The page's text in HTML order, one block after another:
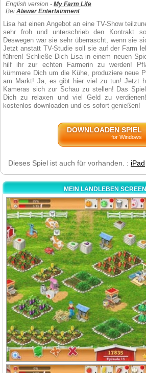
English version - My Farm Life
Bei Alawar Entertainment
Lisa hat einen Angebot an eine TV-Show
sehr froh und unterschrieb den Kontrakt
Deswegen war sie sehr überrascht, wenn sie
Jetzt anstatt TV-Studie soll sie auf der Farm
führen! Schließe Dich Lisa in einem neuen
hilf ihr zur echten Farmerin zu werden!
kümmere Dich um die Kühe, produziere neue
am Markt! Ja, es gibt hier viel zu tun! Jetzt
Kameras sich zur Schau zu stellen! Das
Dich zu relaxen und viel Geld zu
kostenlos downloaden und es sofort genießen!
DOWNLOADEN SPIEL
for Windows
Dieses Spiel ist auch für vorhanden. : iPad
MEIN LANDLEBEN